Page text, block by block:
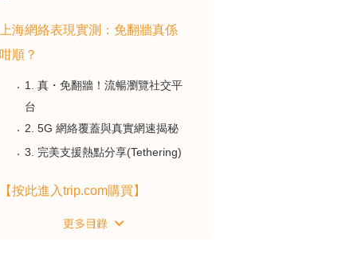
上海網絡表現實測：免翻牆真係
咁順？
1. 真・免翻牆！流暢瀏覽社交平
台
2. 5G 網絡覆蓋與真實網速揭秘
3. 完美支援熱點分享(Tethering)
【按此進入trip.com購買】
獨家小貼士：